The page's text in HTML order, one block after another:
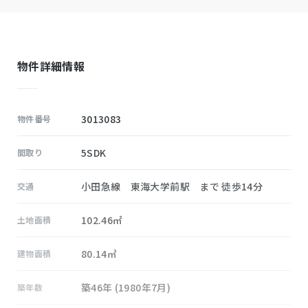
物件詳細情報
物件番号 3013083
間取り 5SDK
交通 小田急線 東海大学前駅 まで 徒歩14分
土地面積 102.46㎡
建物面積 80.14㎡
築年数 築46年 (1980年7月)